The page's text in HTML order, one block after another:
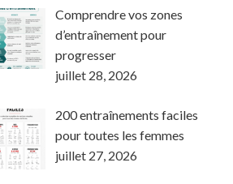
Comprendre vos zones
d’entraînement pour
progresser
juillet 28, 2026
200 entraînements faciles
pour toutes les femmes
juillet 27, 2026